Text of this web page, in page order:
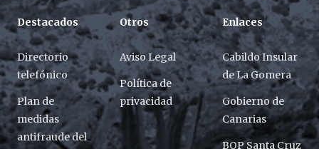
Destacados
Directorio
telefónico
Plan de
medidas
antifraude del
Otros
Aviso Legal
Política de
privacidad
Enlaces
Cabildo Insular
de La Gomera
Gobierno de
Canarias
BOP Santa Cruz